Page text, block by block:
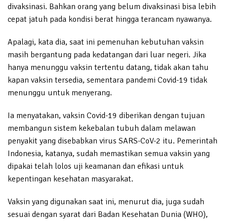
divaksinasi. Bahkan orang yang belum divaksinasi bisa lebih
cepat jatuh pada kondisi berat hingga terancam nyawanya.
Apalagi, kata dia, saat ini pemenuhan kebutuhan vaksin
masih bergantung pada kedatangan dari luar negeri. Jika
hanya menunggu vaksin tertentu datang, tidak akan tahu
kapan vaksin tersedia, sementara pandemi Covid-19 tidak
menunggu untuk menyerang.
Ia menyatakan, vaksin Covid-19 diberikan dengan tujuan
membangun sistem kekebalan tubuh dalam melawan
penyakit yang disebabkan virus SARS-CoV-2 itu. Pemerintah
Indonesia, katanya, sudah memastikan semua vaksin yang
dipakai telah lolos uji keamanan dan efikasi untuk
kepentingan kesehatan masyarakat.
Vaksin yang digunakan saat ini, menurut dia, juga sudah
sesuai dengan syarat dari Badan Kesehatan Dunia (WHO),